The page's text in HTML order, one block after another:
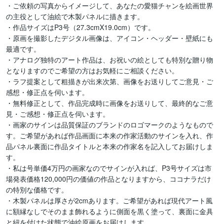
・ご依頼の写真からイメージして、あなたの愛猫チャンを絵画世界
の主役として油絵で木製パネルに描きます。
・作品サイズはP3号（27.3cmX19.0cm）です。
・原画を撮影したデジタル画像は、アイコン・ヘッダー・壁紙にも
最適です。
・アナログ独特のアート作品は、お祝いの絵としても特別な贈り物
となりますのでご希望の方はお気軽にご相談ください。
・ラフ提案として粗描きが出来次第、画像をお送りしてご意見・ご
感想・修正点を伺います。
・無料修正として、作品完成時に画像をお送りして、最終的なご意
見・ご感想・修正点を伺います。
・画家のサインは品質保証のブランドのロゴマークのようなもので
す。ご希望があれば作品画面に本来の作家活動のサインを入れ、作
品パネル裏面に作品タイトルと本来の作家名を記入してお届けしま
す。
・私は号単価4万円の画家なのでサインが入れば、P3号サイズは市
場発表価格120,000円の価値の作品となりますから、ココナラだけ
の特別な価格です。
・木製パネルは厚さが2cmあります。ご希望があれば現代アート風
に額縁なしでそのまま飾れるように側面を黒く塗って、裏面に金具